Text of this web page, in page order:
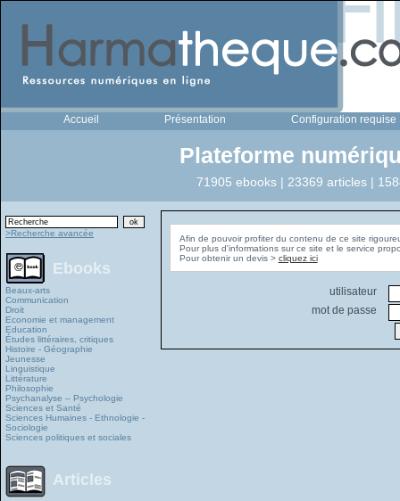
Accueil Présentation Configuration requise
Plateforme
71905 ebooks | 23369 articles |
>Recherche avancée
Ebooks
Beaux-arts
Communication
Droit
Economie et management
Education
Études littéraires, critiques
Histoire - Géographie
Jeunesse
Linguistique
Littérature
Philosophie
Psychanalyse – Psychologie
Sciences et Santé
Sciences Humaines - Ethnologie -
Sociologie
Sciences politiques et sociales
Articles
Afin de pouvoir profiter du contenu de ce site
Pour plus d'informations sur ce site et le service
Pour obtenir un devis > cliquez ici
utilisateur
mot de passe